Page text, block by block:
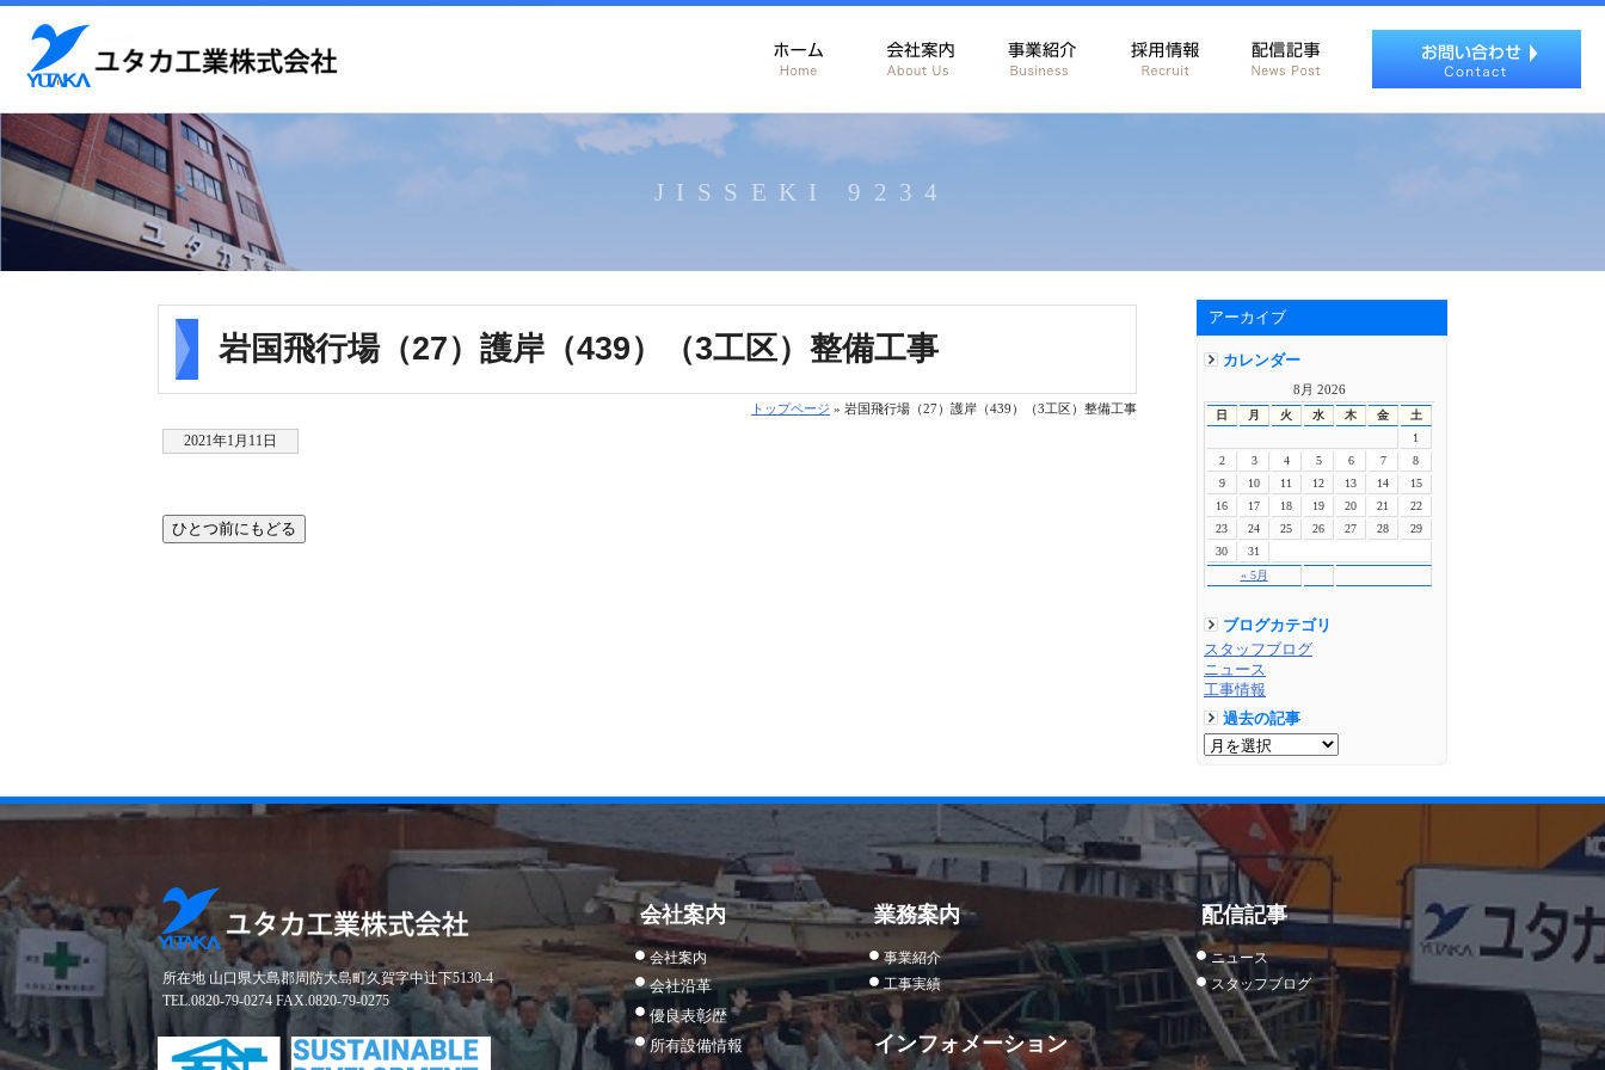
JISSEKI 9234
アーカイブ
カレンダー
8月 2026
日 月 火 水 木 金 土
« 5月
1
2
3 4 5 6 7
8
9
10 11 12 13 14
15
16
17 18 19 20 21
22
23
24 25 26 27 28
29
30
31
ブログカテゴリ
スタッフブログ
ニュース
工事情報
過去の記事
岩国飛行場（27）護岸（439）（3工区）整備工事
トップページ » 岩国飛行場（27）護岸（439）（3工区）整備工事
2021年1月11日
所在地 山口県大島郡周防大島町久賀字中辻下5130-4
TEL.0820-79-0274 FAX.0820-79-0275
会社案内
会社案内
会社沿革
優良表彰歴
所有設備情報
業務案内
事業紹介
工事実績
インフォメーション
配信記事
ニュース
スタッフブログ